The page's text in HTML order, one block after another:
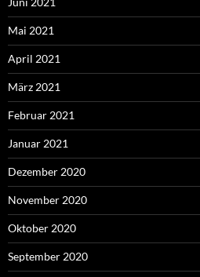
Mai 2021
April 2021
März 2021
Februar 2021
Januar 2021
Dezember 2020
November 2020
Oktober 2020
September 2020